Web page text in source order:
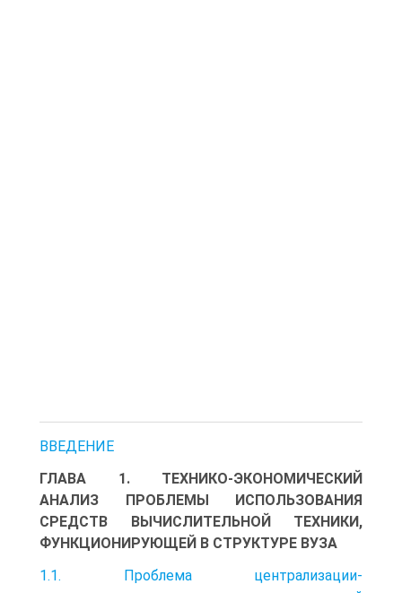
ВВЕДЕНИЕ
ГЛАВА 1. ТЕХНИКО-ЭКОНОМИЧЕСКИЙ
АНАЛИЗ ПРОБЛЕМЫ ИСПОЛЬЗОВАНИЯ
СРЕДСТВ ВЫЧИСЛИТЕЛЬНОЙ ТЕХНИКИ,
ФУНКЦИОНИРУЮЩЕЙ В СТРУКТУРЕ ВУЗА
1.1. Проблема централизации-